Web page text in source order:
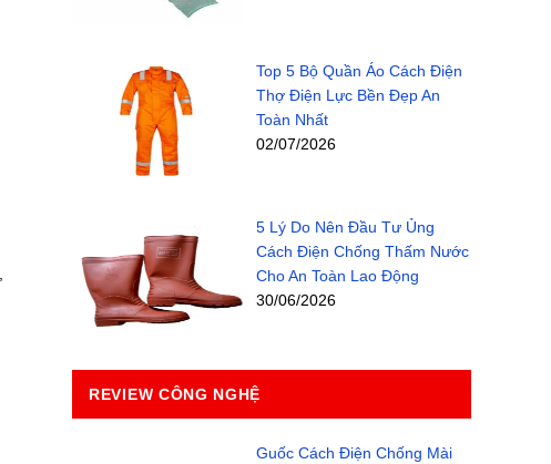
Top 5 Bộ Quần Áo Cách Điện
Thợ Điện Lực Bền Đẹp An
Toàn Nhất
02/07/2026
5 Lý Do Nên Đầu Tư Ủng
Cách Điện Chống Thấm Nước
Cho An Toàn Lao Động
30/06/2026
REVIEW CÔNG NGHỆ
Guốc Cách Điện Chống Mài